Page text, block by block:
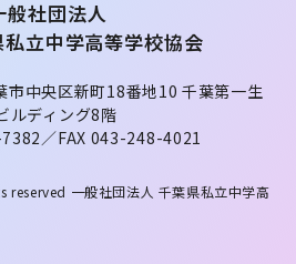
般社団法⼈
⽴中学⾼等学校協会
中央区新町18番地10 千葉第一生
ルディング8階
／FAX 043-248-4021
reserved 一般社団法人 千葉県私立中学高